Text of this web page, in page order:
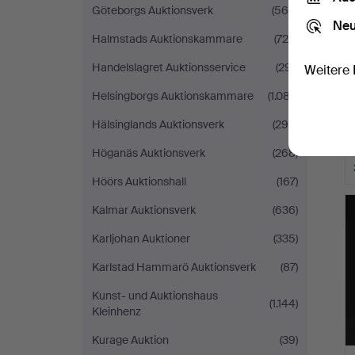
Göteborgs Auktionsverk
(560)
Halmstads Auktionskammare
(725)
Handelslagret Auktionsservice
(291)
Helsingborgs Auktionskammare
(1.087)
Hälsinglands Auktionsverk
(290)
Höganäs Auktionsverk
(268)
Höörs Auktionshall
(167)
Kalmar Auktionsverk
(636)
Karljohan Auktioner
(335)
Karlstad Hammarö Auktionsverk
(87)
Kunst- und Auktionshaus
Kleinhenz
(1.144)
Kurage Auktion
(39)
Weitere